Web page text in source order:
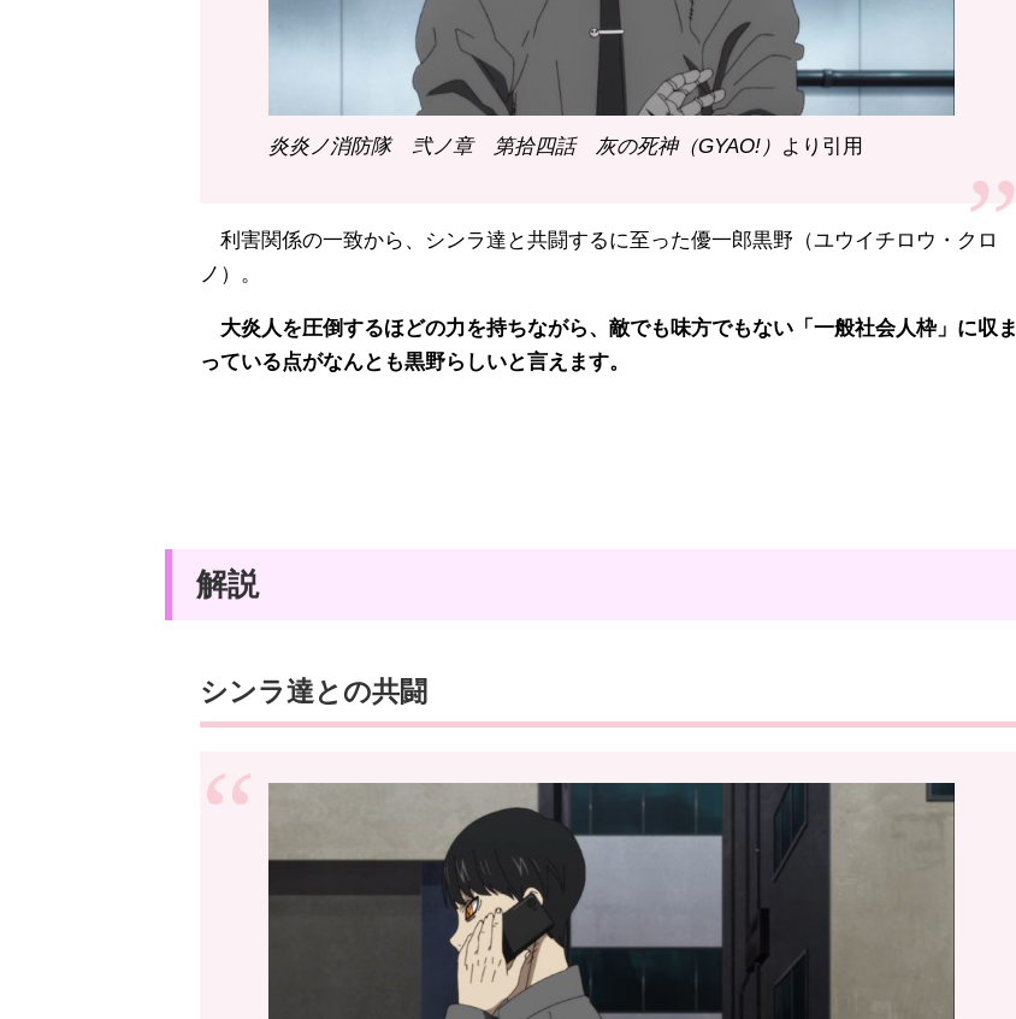
炎炎ノ消防隊 弐ノ章 第拾四話 灰の死神（GYAO!） より引用
利害関係の一致から、シンラ達と共闘するに至った優一郎黒野（ユウイチロウ・クロ
ノ）。
大炎人を圧倒するほどの力を持ちながら、敵でも味方でもない「一般社会人枠」に収ま
っている点がなんとも黒野らしいと言えます。
解説
シンラ達との共闘